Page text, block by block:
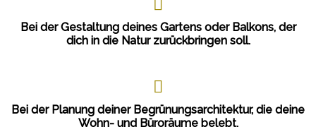
Bei der Gestaltung deines Gartens oder Balkons, der
dich in die Natur zurückbringen soll.
Bei der Planung deiner Begrünungsarchitektur, die deine
Wohn- und Büroräume belebt.